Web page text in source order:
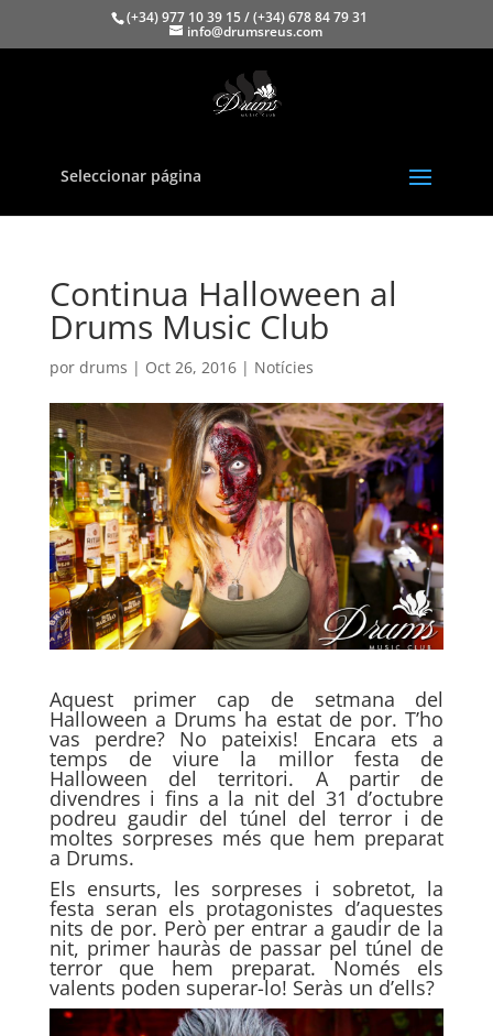
(+34) 977 10 39 15 / (+34) 678 84 79 31
info@drumsreus.com
Seleccionar página
Continua Halloween al
Drums Music Club
por drums | Oct 26, 2016| Notícies
Aquest primer cap de setmana del
Halloween a Drums ha estat de por. T’ho
vas perdre? No pateixis! Encara ets a
temps de viure la millor festa de
Halloween del territori. A partir de
divendres i fins a la nit del 31 d’octubre
podreu gaudir del túnel del terror i de
moltes sorpreses més que hem preparat
a Drums.
Els ensurts, les sorpreses i sobretot, la
festa seran els protagonistes d’aquestes
nits de por. Però per entrar a gaudir de la
nit, primer hauràs de passar pel túnel de
terror que hem preparat. Només els
valents poden superar-lo! Seràs un d’ells?